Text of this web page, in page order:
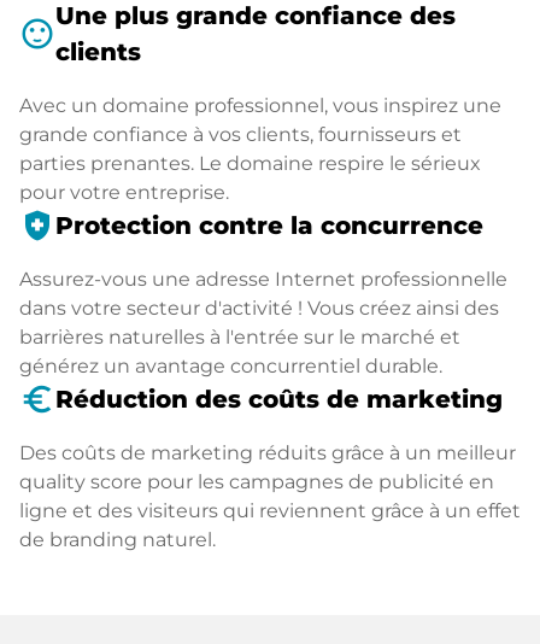
sentiment_satisfiedUne plus grande confiance des
clients
Avec un domaine professionnel, vous inspirez une
grande confiance à vos clients, fournisseurs et
parties prenantes. Le domaine respire le sérieux
pour votre entreprise.
health_and_safety Protection contre la concurrence
Assurez-vous une adresse Internet professionnelle
dans votre secteur d'activité ! Vous créez ainsi des
barrières naturelles à l'entrée sur le marché et
générez un avantage concurrentiel durable.
euro_symbol Réduction des coûts de marketing
Des coûts de marketing réduits grâce à un meilleur
quality score pour les campagnes de publicité en
ligne et des visiteurs qui reviennent grâce à un effet
de branding naturel.